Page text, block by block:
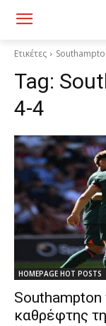
Ετικέτες
Tag:
4-4
HOMEPAGE HOT POSTS
Southampton
καθρέφτης